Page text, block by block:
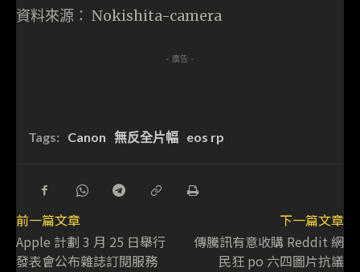
資料來源： Nokishita-camera
- 廣告 -
Tags: Canon 無反全片幅 eos rp
前一篇文章
Apple 計劃 3 月 25 日舉行
發表會公布雜誌訂閱服務
下一篇文章
傳騰訊有意收購 Reddit 網
民狂 po 六四圖片抗議